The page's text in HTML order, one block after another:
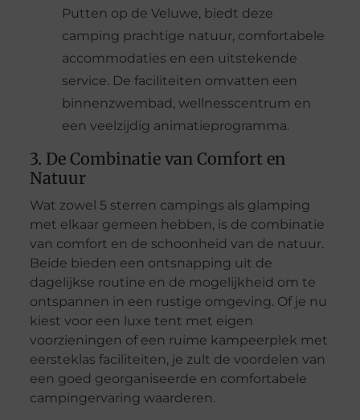
Putten op de Veluwe, biedt deze
camping prachtige natuur, comfortabele
accommodaties en een uitstekende
service. De faciliteiten omvatten een
binnenzwembad, wellnesscentrum en
een veelzijdig animatieprogramma.
3. De Combinatie van Comfort en
Natuur
Wat zowel 5 sterren campings als glamping
met elkaar gemeen hebben, is de combinatie
van comfort en de schoonheid van de natuur.
Beide bieden een ontsnapping uit de
dagelijkse routine en de mogelijkheid om te
ontspannen in een rustige omgeving. Of je nu
kiest voor een luxe tent met eigen
voorzieningen of een ruime kampeerplek met
eersteklas faciliteiten, je zult de voordelen van
een goed georganiseerde en comfortabele
campingervaring waarderen.